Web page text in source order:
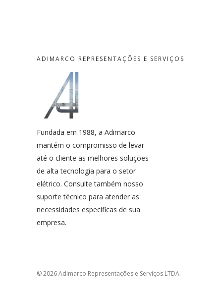
ADIMARCO REPRESENTAÇÕES E SERVIÇOS
Fundada em 1988, a Adimarco
mantém o compromisso de levar
até o cliente as melhores soluções
de alta tecnologia para o setor
elétrico. Consulte também nosso
suporte técnico para atender as
necessidades específicas de sua
empresa.
© 2026 Adimarco Representações e Serviços LTDA.